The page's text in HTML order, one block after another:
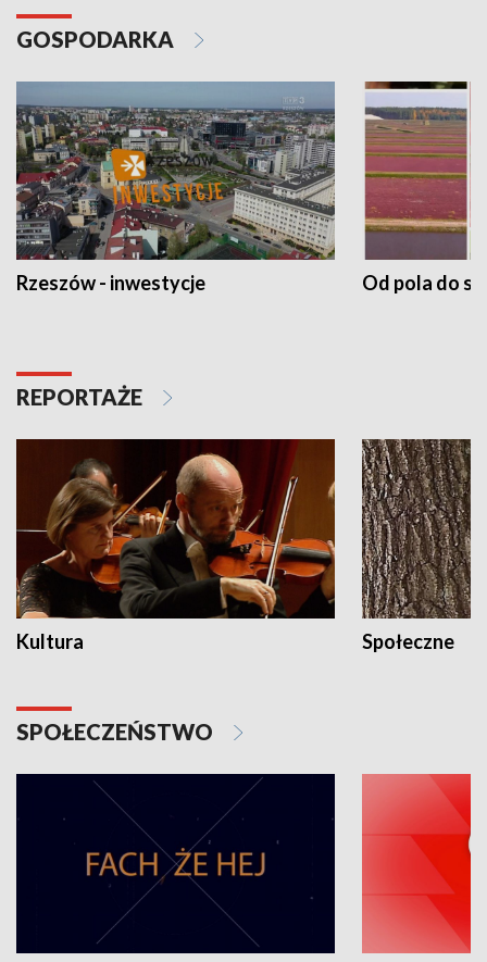
GOSPODARKA
Rzeszów - inwestycje Od pola do
REPORTAŻE
Kultura Społeczne
SPOŁECZEŃSTWO